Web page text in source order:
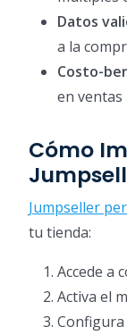
Datos
a la
Costo-
en ventas
Cómo
Jumpseller
tu tienda:
Accede a
Activa el